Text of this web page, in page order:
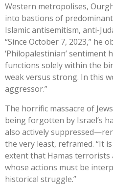
Western metropolises,
into bastions of
Islamic antisemitism, anti-
“Since October 7, 2023,” he
‘Philopalestinian’ sentiment
functions solely within the
weak versus strong. In this
aggressor.”
The horrific massacre of
being forgotten by Israel’s
also actively
the very least, reframed. “It
extent that Hamas terrorists
whose actions must be
historical struggle.”